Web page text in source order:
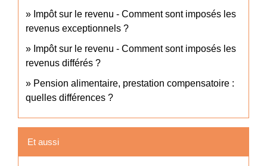
Impôt sur le revenu - Comment sont imposés les
revenus exceptionnels ?
Impôt sur le revenu - Comment sont imposés les
revenus différés ?
Pension alimentaire, prestation compensatoire :
quelles différences ?
Et aussi